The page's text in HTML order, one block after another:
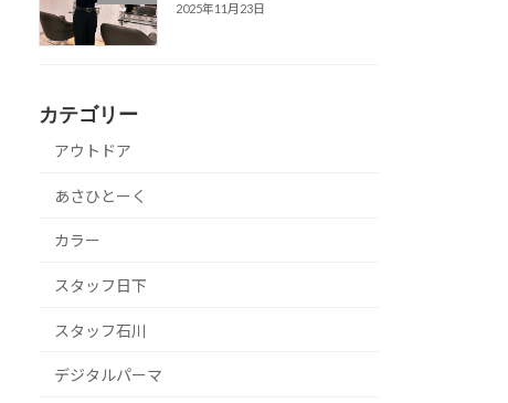
2025年11月23日
カテゴリー
アウトドア
あさひとーく
カラー
スタッフ日下
スタッフ石川
デジタルパーマ